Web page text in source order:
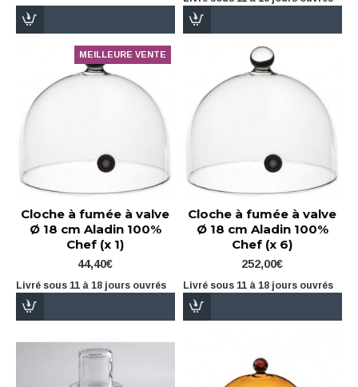
MEILLEURE VENTE
Cloche à fumée à valve
Ø 18 cm Aladin 100%
Chef (x 1)
44,40€
Livré sous 11 à 18 jours ouvrés
Cloche à fumée à valve
Ø 18 cm Aladin 100%
Chef (x 6)
252,00€
Livré sous 11 à 18 jours ouvrés